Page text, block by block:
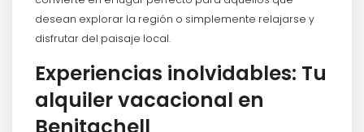
desean explorar la región o simplemente relajarse y
disfrutar del paisaje local.
Experiencias inolvidables: Tu
alquiler vacacional en